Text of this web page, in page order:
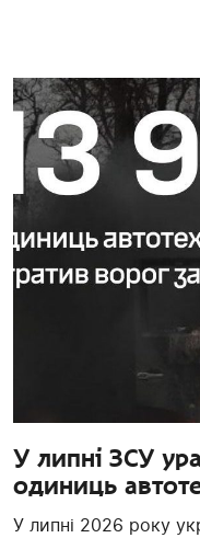
У липні ЗСУ
одиниць
У липні 2026 року